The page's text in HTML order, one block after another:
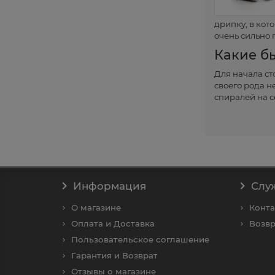
дрипку, в
очень сильно
Какие
Для начала
своего рода
спиралей на
но чаще
насыщенной
Staggered
же тонкая
данная
Информация
О магазине
Оплата и Доставка
Пользовательское соглашение
Гарантия и Возврат
Отзывы о магазине